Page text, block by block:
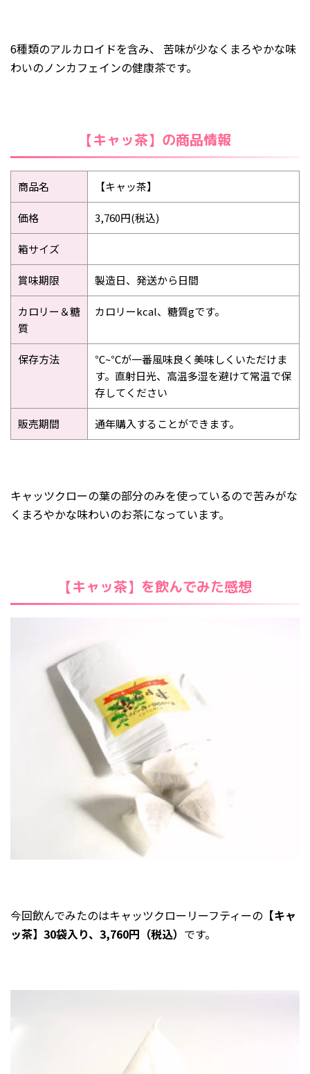
2017年10月
2017年6月
2015年2月
2015年1月
6種類のアルカロイドを含み、 苦味が少なくまろやかな味
わいのノンカフェインの健康茶です。
【キャッ茶】の商品情報
商品名 【キャッ茶】
価格 3,760円(税込)
箱サイズ
賞味期限 製造日、発送から日間
カロリー＆糖
質
カロリーkcal、糖質gです。
保存方法
℃~℃が一番風味良く美味しくいただけま
す。直射日光、高温多湿を避けて常温で保
存してください
販売期間 通年購入することができます。
キャッツクローの葉の部分のみを使っているので苦みがな
くまろやかな味わいのお茶になっています。
【キャッ茶】を飲んでみた感想
今回飲んでみたのはキャッツクローリーフティーの 【キャ
ッ茶】30袋入り、3,760円（税込） です。